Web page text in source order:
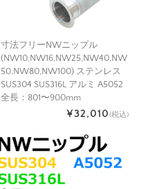
寸法フリーNWニップル
(NW10,NW16,NW25,NW40,NW
50,NW80,NW100) ステンレス
SUS304 SUS316L アルミ A5052
全長：801〜900mm
¥32,010(税込)